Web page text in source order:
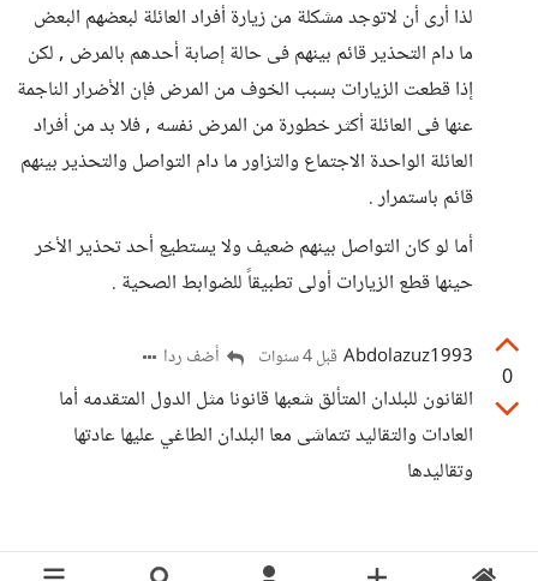
لذا أرى أن لاتوجد مشكلة من زيارة أفراد العائلة لبعضهم البعض
ما دام التحذير قائم بينهم فى حالة إصابة أحدهم بالمرض , لكن
إذا قطعت الزيارات بسبب الخوف من المرض فإن الأضرار الناجمة
عنها فى العائلة أكثر خطورة من المرض نفسه , فلا بد من أفراد
العائلة الواحدة الاجتماع والتزاور ما دام التواصل والتحذير بينهم
قائم باستمرار .
أما لو كان التواصل بينهم ضعيف ولا يستطيع أحد تحذير الأخر
حينها قطع الزيارات أولى تطبيقاً للضوابط الصحية .
0
Abdolazuz1993 قبل 4 سنوات أضف ردا
القانون للبلدان المتألق شعبها قانونا مثل الدول المتقدمه أما
العادات والتقاليد تتماشى معا البلدان الطاغي عليها عادتها
وتقاليدها